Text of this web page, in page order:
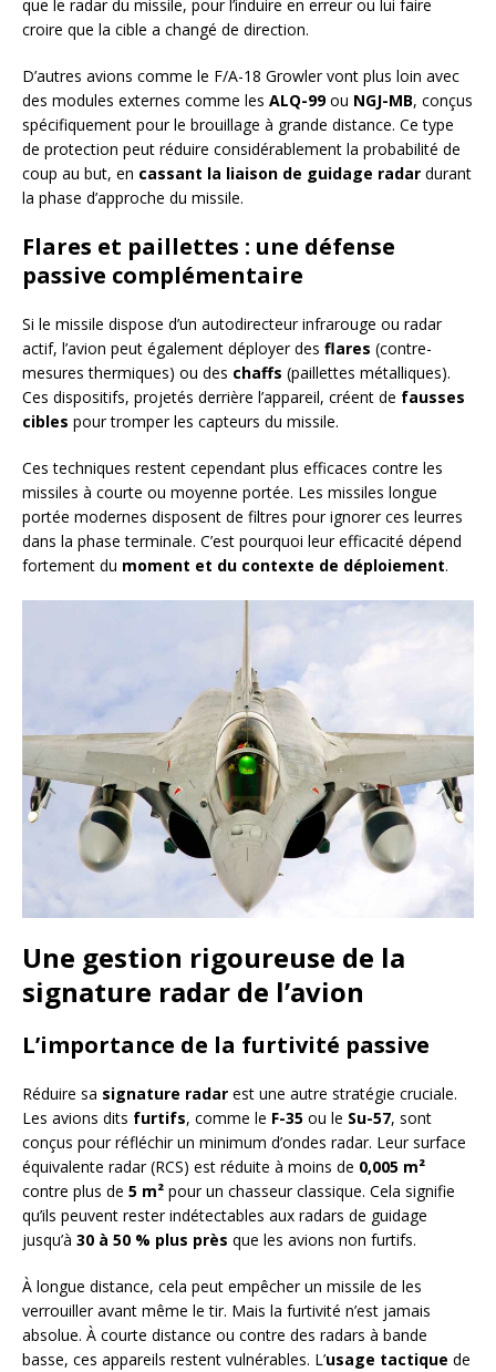
que le radar du missile, pour l’induire en erreur ou lui faire
croire que la cible a changé de direction.
D’autres avions comme le F/A-18 Growler vont plus loin avec
des modules externes comme les ALQ-99ou NGJ-MB, conçus
spécifiquement pour le brouillage à grande distance. Ce type
de protection peut réduire considérablement la probabilité de
coup au but, en cassant la liaison de guidage radar durant
la phase d’approche du missile.
Flares et paillettes : une défense
passive complémentaire
Si le missile dispose d’un autodirecteur infrarouge ou radar
actif, l’avion peut également déployer des flares (contre-
mesures thermiques) ou des chaffs (paillettes métalliques).
Ces dispositifs, projetés derrière l’appareil, créent de fausses
cibles pour tromper les capteurs du missile.
Ces techniques restent cependant plus efficaces contre les
missiles à courte ou moyenne portée. Les missiles longue
portée modernes disposent de filtres pour ignorer ces leurres
dans la phase terminale. C’est pourquoi leur efficacité dépend
fortement du moment et du contexte de déploiement.
Une gestion rigoureuse de la
signature radar de l’avion
L’importance de la furtivité passive
Réduire sa signature radar est une autre stratégie cruciale.
Les avions dits furtifs, comme le F-35 ou le Su-57, sont
conçus pour réfléchir un minimum d’ondes radar. Leur surface
équivalente radar (RCS) est réduite à moins de 0,005 m²
contre plus de 5 m² pour un chasseur classique. Cela signifie
qu’ils peuvent rester indétectables aux radars de guidage
jusqu’à 30 à 50 % plus près que les avions non furtifs.
À longue distance, cela peut empêcher un missile de les
verrouiller avant même le tir. Mais la furtivité n’est jamais
absolue. À courte distance ou contre des radars à bande
basse, ces appareils restent vulnérables. L’usage tactique de